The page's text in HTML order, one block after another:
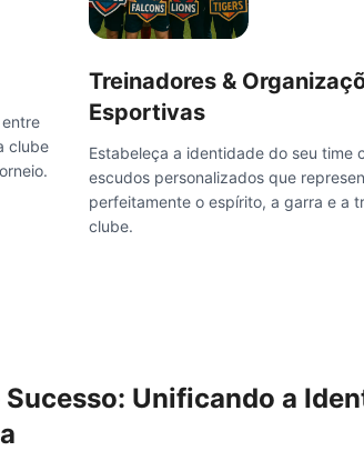
clube
Treinadores &
Esportivas
Estabeleça a identidade do seu time
escudos personalizados que
perfeitamente o espírito, a garra e a
clube.
Unificando a